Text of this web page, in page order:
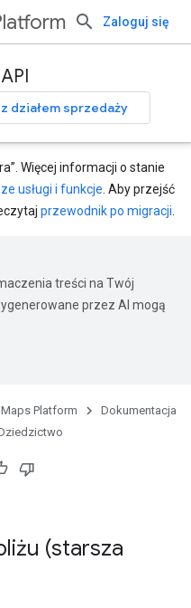
Zaloguj się
działem sprzedaży
Więcej informacji o stanie
usługi i funkcje . Aby przejść
przewodnik po migracji
treści na Twój
przez AI mogą
Platform
Dokumentacja
(starsza